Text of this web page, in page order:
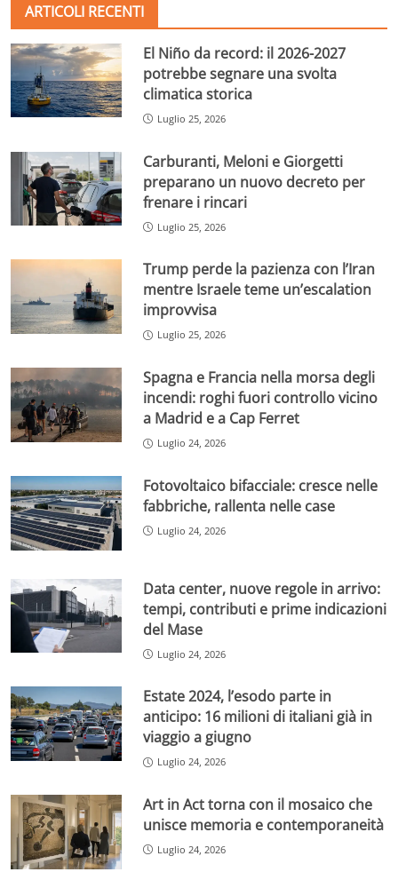
ARTICOLI RECENTI
El Niño da record: il 2026-2027
potrebbe segnare una svolta
climatica storica
Luglio 25, 2026
Carburanti, Meloni e Giorgetti
preparano un nuovo decreto per
frenare i rincari
Luglio 25, 2026
Trump perde la pazienza con l’Iran
mentre Israele teme un’escalation
improvvisa
Luglio 25, 2026
Spagna e Francia nella morsa degli
incendi: roghi fuori controllo vicino
a Madrid e a Cap Ferret
Luglio 24, 2026
Fotovoltaico bifacciale: cresce nelle
fabbriche, rallenta nelle case
Luglio 24, 2026
Data center, nuove regole in arrivo:
tempi, contributi e prime indicazioni
del Mase
Luglio 24, 2026
Estate 2024, l’esodo parte in
anticipo: 16 milioni di italiani già in
viaggio a giugno
Luglio 24, 2026
Art in Act torna con il mosaico che
unisce memoria e contemporaneità
Luglio 24, 2026